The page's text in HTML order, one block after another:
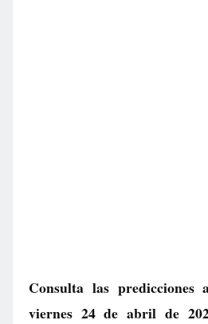
Consulta las predicciones
viernes 24 de abril de